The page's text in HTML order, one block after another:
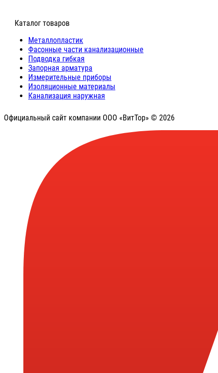
⠀Каталог товаров
Металлопластик
Фасонные части канализационные
Подводка гибкая
Запорная арматура
Измерительные приборы
Изоляционные материалы
Канализация наружная
Официальный сайт компании ООО «ВитТор» © 2026